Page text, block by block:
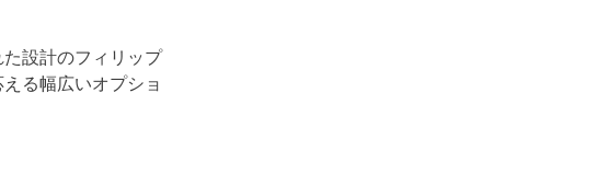
設計のフィリップ
る幅広いオプショ